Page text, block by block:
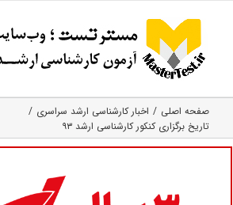
content
صفحه اصلی
اخبار کارشناسی ارشد سراسری
تاریخ برگزاری کنکور کارشناسی ارشد ۹۳